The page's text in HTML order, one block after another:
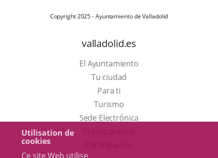
Utilisation de
cookies
Ce site Web utilise
Copyright 2025 - Ayuntamiento de Valladolid
valladolid.es
El Ayuntamiento
Tu ciudad
Para ti
TurismoEste
enlace
Sede Electrónica